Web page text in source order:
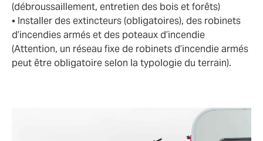
(débroussaillement, entretien des bois et forêts)
• Installer des extincteurs (obligatoires), des robinets
d’incendies armés et des poteaux d’incendie
(Attention, un réseau fixe de robinets d’incendie armés
peut être obligatoire selon la typologie du terrain).